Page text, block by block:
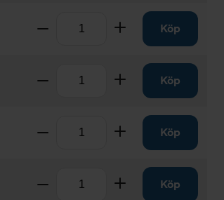
Ta bort Lägg tillKöp
Ta bort Lägg tillKöp
Ta bort Lägg tillKöp
Ta bort Lägg tillKöp